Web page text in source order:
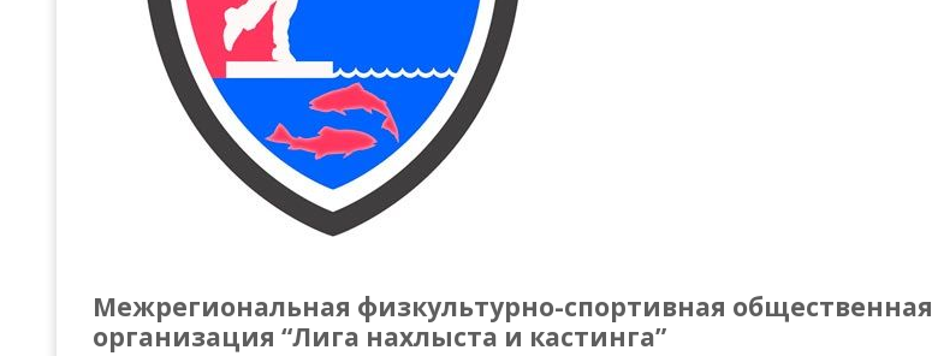
Межрегиональная физкультурно-спортивная общественная
организация “Лига нахлыста и кастинга”
Всероссийские правила
Судейские документы